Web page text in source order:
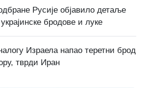
Русије објавило детаље
бродове и луке
Израела напао теретни брод
тврди Иран